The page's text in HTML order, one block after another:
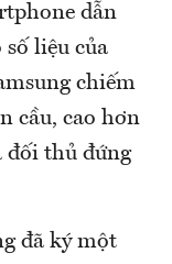
dẫn
liệu của
chiếm
cầu, cao hơn
đối thủ đứng
đã ký một